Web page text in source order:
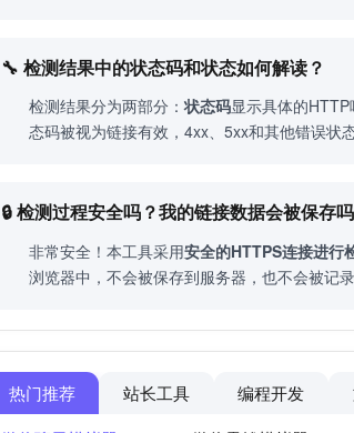
🔧 检测结果中的状态码和状态如何解读？
检测结果分为两部分：状态码显示具体的
态码被视为链接有效，4xx、5xx和其他错误状
🔒 检测过程安全吗？我的链接数据会被保存
非常安全！本工具采用安全的HTTPS连接进行
浏览器中，不会被保存到服务器，也不会被记
热门推荐 站长工具 编程开发